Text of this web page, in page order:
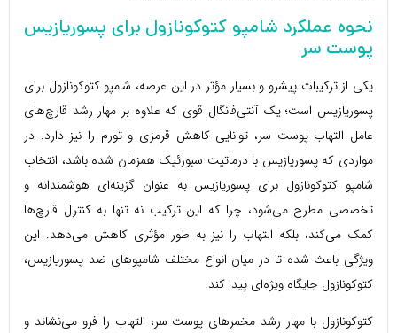
نحوه عملکرد شامپو کتوکونازول برای پسوریازیس
پوست سر
یکی از ترکیبات پیشرو و بسیار مؤثر در این عرصه، شامپو کتوکونازول برای
پسوریازیس است؛ یک آنتی‌فانگال قوی که علاوه بر مهار رشد قارچ‌های
عامل التهاب پوست سر، توانایی کاهش قرمزی و تورم را نیز دارد. در
مواردی که پسوریازیس با درماتیت سبورئیک همزمان شده باشد، انتخاب
شامپو کتوکونازول برای پسوریازیس به عنوان گزینه‌ای هوشمندانه و
تخصصی مطرح می‌شود، چرا که این ترکیب نه تنها به کنترل قارچ‌ها
کمک می‌کند، بلکه التهاب را نیز به طور مؤثری کاهش می‌دهد. این
ویژگی باعث شده تا در میان انواع مختلف شامپوهای ضد پسوریازیس،
کتوکونازول جایگاه ویژه‌ای پیدا کند.
کتوکونازول با مهار رشد مخمرهای پوست سر، التهاب را فرو می‌نشاند و